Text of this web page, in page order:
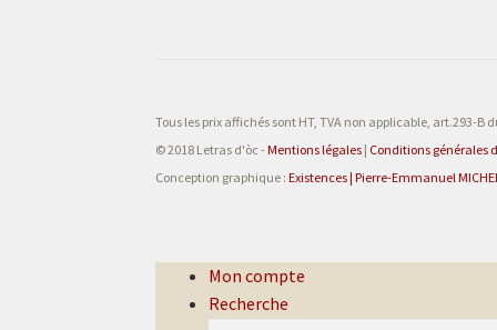
Tous les prix affichés sont HT, TVA non applicable, art.293-B
© 2018 Letras d'òc - Mentions légales | Conditions générales
Conception graphique : Existences | Pierre-Emmanuel
Mon compte
Recherche